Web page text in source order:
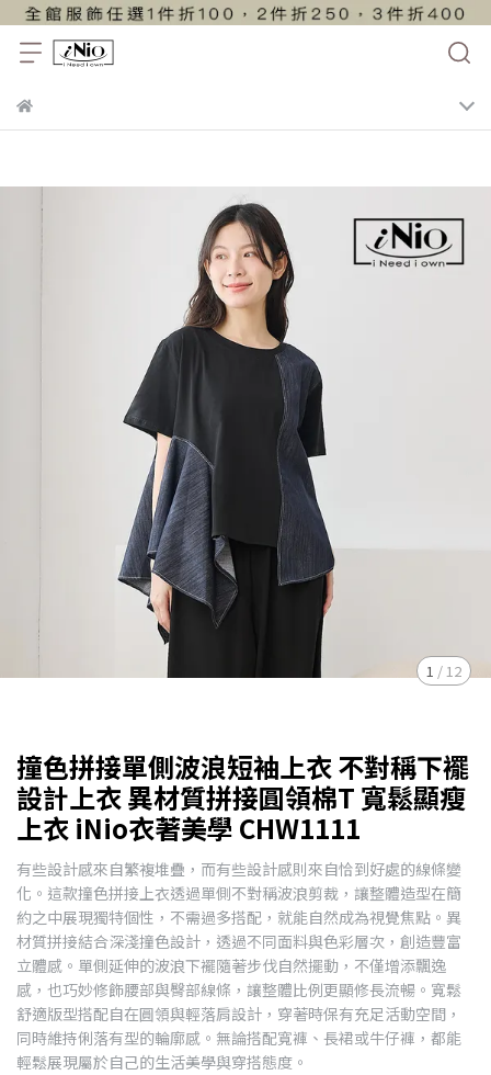
1 /12
撞色拼接單側波浪短袖上衣 不對稱下襬
設計上衣 異材質拼接圓領棉T 寬鬆顯瘦
上衣 iNio衣著美學 CHW1111
有些設計感來自繁複堆疊，而有些設計感則來自恰到好處的線條變
化。這款撞色拼接上衣透過單側不對稱波浪剪裁，讓整體造型在簡
約之中展現獨特個性，不需過多搭配，就能自然成為視覺焦點。異
材質拼接結合深淺撞色設計，透過不同面料與色彩層次，創造豐富
立體感。單側延伸的波浪下襬隨著步伐自然擺動，不僅增添飄逸
感，也巧妙修飾腰部與臀部線條，讓整體比例更顯修長流暢。寬鬆
舒適版型搭配自在圓領與輕落肩設計，穿著時保有充足活動空間，
同時維持俐落有型的輪廓感。無論搭配寬褲、長裙或牛仔褲，都能
輕鬆展現屬於自己的生活美學與穿搭態度。